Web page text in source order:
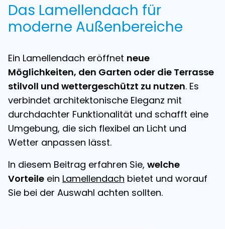
Das Lamellendach für
moderne Außenbereiche
Ein Lamellendach eröffnet neue
Möglichkeiten, den Garten oder die Terrasse
stilvoll und wettergeschützt zu nutzen. Es
verbindet architektonische Eleganz mit
durchdachter Funktionalität und schafft eine
Umgebung, die sich flexibel an Licht und
Wetter anpassen lässt.
In diesem Beitrag erfahren Sie, welche
Vorteile ein Lamellendach bietet und worauf
Sie bei der Auswahl achten sollten.